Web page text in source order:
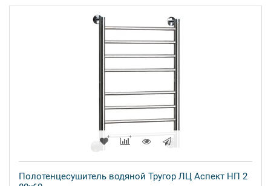
Полотенцесушитель водяной Тругор ЛЦ Аспект НП 2